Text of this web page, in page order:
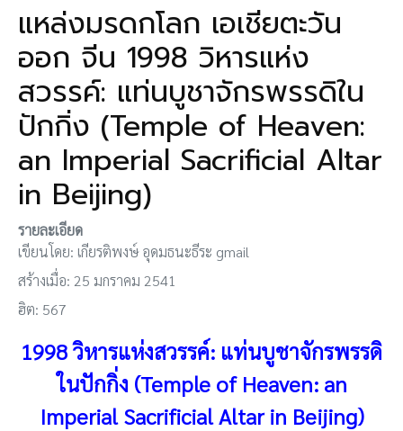
แหล่งมรดกโลก เอเชียตะวัน
ออก จีน 1998 วิหารแห่ง
สวรรค์: แท่นบูชาจักรพรรดิใน
ปักกิ่ง (Temple of Heaven:
an Imperial Sacrificial Altar
in Beijing)
รายละเอียด
เขียนโดย: เกียรติพงษ์ อุดมธนะธีระ gmail
สร้างเมื่อ: 25 มกราคม 2541
ฮิต: 567
1998 วิหารแห่งสวรรค์: แท่นบูชาจักรพรรดิ
ในปักกิ่ง (Temple of Heaven: an
Imperial Sacrificial Altar in Beijing)